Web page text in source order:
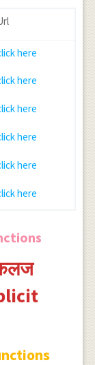
here
here
here
here
here
here